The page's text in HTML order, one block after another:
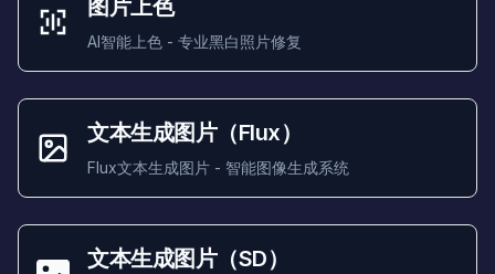
图片上色
AI智能上色 - 专业黑白照片修复
文本生成图片（Flux）
Flux文本生成图片 - 智能图像生成系统
文本生成图片（SD）